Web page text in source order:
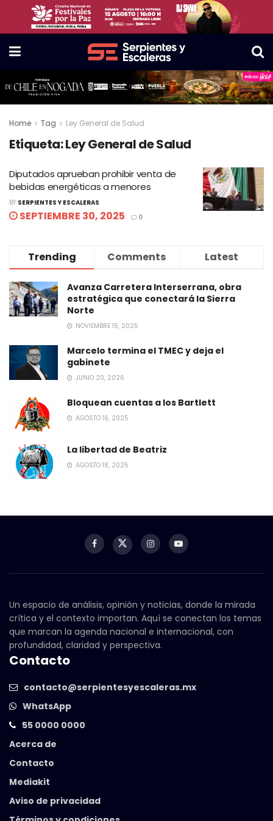
Home Tag Ley General de Salud
Etiqueta:Ley General de Salud
Diputados aprueban prohibir venta de
bebidas energéticas a menores
BY SERPIENTES Y ESCALERAS
SEPTIEMBRE 30, 2025 0
Trending Comments Latest
Avanza Carretera Interserrana, obra
estratégica que conectará la Sierra
Norte
NOVIEMBRE 15, 2025
Marcelo termina el TMEC y deja el
gabinete
JUNIO 20, 2026
Bloquean cuentas a los Bartlett
AGOSTO 16, 2025
La libertad de Beatriz
AGOSTO 18, 2025
Un espacio de análisis, opinión y noticias, donde la mirada
crítica y el contexto importan. Aquí se conectan los temas
que marcan la agenda nacional e internacional, con
profundidad, claridad y perspectiva.
Contacto
contacto@serpientesyescaleras.mx
WhatsApp
55 0000 0000
Acerca de
Contacto
Mediakit
Aviso de privacidad